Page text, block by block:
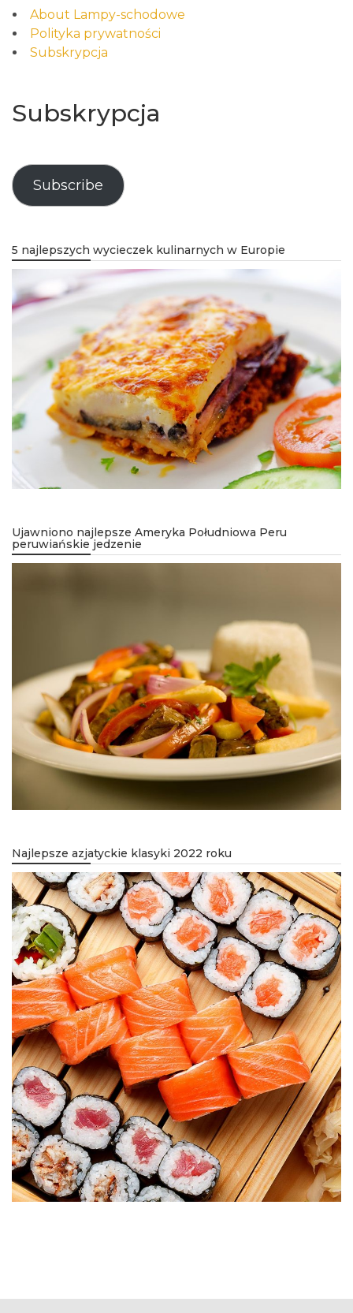
About Lampy-schodowe
Polityka prywatności
Subskrypcja
Subskrypcja
Subscribe
5 najlepszych wycieczek kulinarnych w Europie
Ujawniono najlepsze Ameryka Południowa Peru
peruwiańskie jedzenie
Najlepsze azjatyckie klasyki 2022 roku